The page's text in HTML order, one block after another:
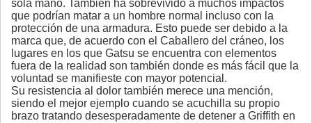
sola mano. También ha sobrevivido a muchos impactos
que podrían matar a un hombre normal incluso con la
protección de una armadura. Esto puede ser debido a la
marca que, de acuerdo con el Caballero del cráneo, los
lugares en los que Gatsu se encuentra con elementos
fuera de la realidad son también donde es más fácil que la
voluntad se manifieste con mayor potencial.
Su resistencia al dolor también merece una mención,
siendo el mejor ejemplo cuando se acuchilla su propio
brazo tratando desesperadamente de detener a Griffith en